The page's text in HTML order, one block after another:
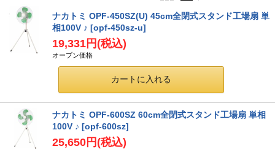
ナカトミ OPF-450SZ(U) 45cm全閉式スタンド工場扇 単
相100V ♪ [opf-450sz-u]
19,331円 (税込)
オープン価格
ナカトミ OPF-600SZ 60cm全閉式スタンド工場扇 単相
100V ♪ [opf-600sz]
25,650円 (税込)